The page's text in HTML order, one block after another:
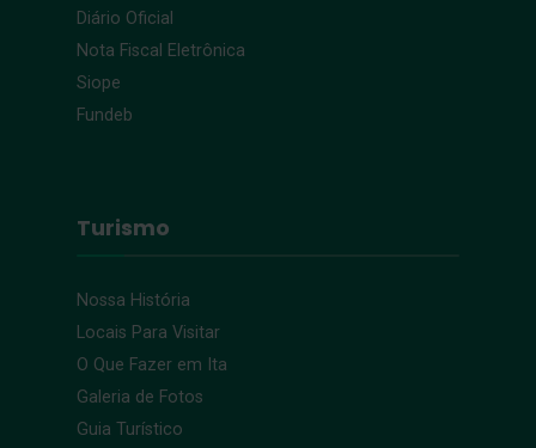
Diário Oficial
Nota Fiscal Eletrônica
Siope
Fundeb
Turismo
Nossa História
Locais Para Visitar
O Que Fazer em Ita
Galeria de Fotos
Guia Turístico